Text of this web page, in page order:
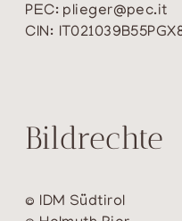
PEC: plieger@pec.it
CIN:
Bildrechte
© IDM Südtirol